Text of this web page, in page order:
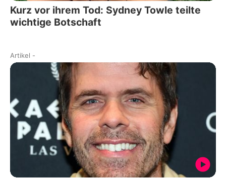
Kurz vor ihrem Tod: Sydney Towle teilte
wichtige Botschaft
Artikel -